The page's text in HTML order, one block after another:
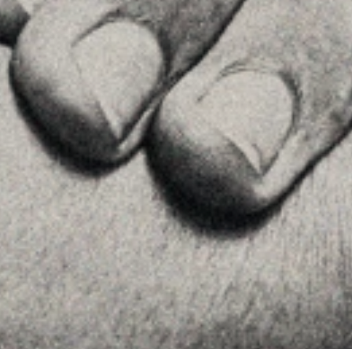
+34934677414
Veure a Google Maps
Príncipe de Vergara, 108 , 5ª planta
28002 , Madrid
+34 915759925
Veure a Google Maps
MENU
Inici
La Firma